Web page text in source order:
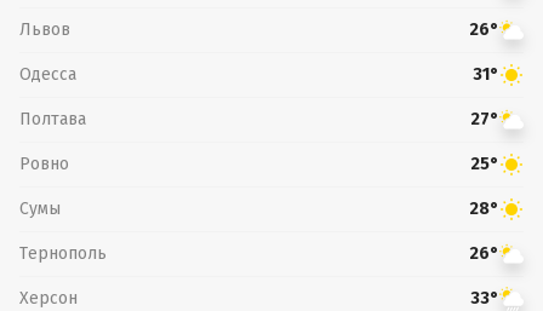
Львов 26°
Одесса 31°
Полтава 27°
Ровно 25°
Сумы 28°
Тернополь 26°
Херсон 33°